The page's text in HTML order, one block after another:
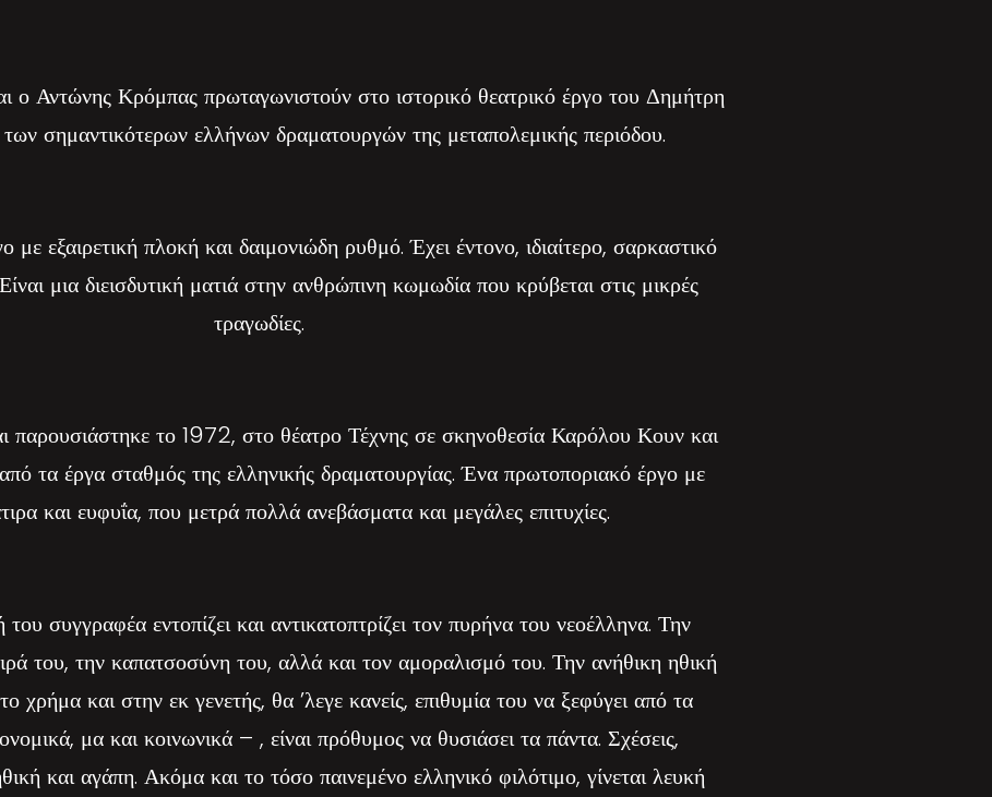
ο Αντώνης Κρόμπας πρωταγωνιστούν στο ιστορικό θεατρικό έργο του Δημήτρη
σημαντικότερων ελλήνων δραματουργών της μεταπολεμικής περιόδου.
με εξαιρετική πλοκή και δαιμονιώδη ρυθμό. Έχει έντονο, ιδιαίτερο, σαρκαστικό
μια διεισδυτική ματιά στην ανθρώπινη κωμωδία που κρύβεται στις μικρές
τραγωδίες.
παρουσιάστηκε το 1972, στο θέατρο Τέχνης σε σκηνοθεσία Καρόλου Κουν και
τα έργα σταθμός της ελληνικής δραματουργίας. Ένα πρωτοποριακό έργο με
και ευφυΐα, που μετρά πολλά ανεβάσματα και μεγάλες επιτυχίες.
συγγραφέα εντοπίζει και αντικατοπτρίζει τον πυρήνα του νεοέλληνα. Την
του, την καπατσοσύνη του, αλλά και τον αμοραλισμό του. Την ανήθικη ηθική
χρήμα και στην εκ γενετής, θα ’λεγε κανείς, επιθυμία του να ξεφύγει από τα
μα και κοινωνικά – , είναι πρόθυμος να θυσιάσει τα πάντα. Σχέσεις,
και αγάπη. Ακόμα και το τόσο παινεμένο ελληνικό φιλότιμο, γίνεται λευκή